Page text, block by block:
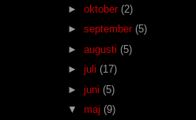
► oktober (2)
► september (5)
► augusti (5)
► juli (17)
► juni (5)
▼ maj (9)